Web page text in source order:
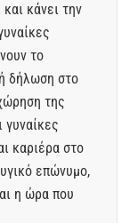
κάνει την
το
δήλωση στο
της
γυναίκες
καριέρα στο
επώνυμο,
η ώρα που